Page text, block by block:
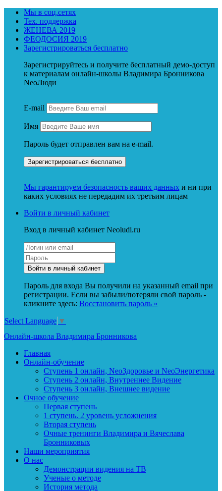
Мы в соц.сетях
Тех. поддержка
ЖЕНЕВА 2019
ФЕОДОСИЯ 2019
Зарегистрироваться бесплатно
Зарегистрируйтесь и получите бесплатный демо-доступ
к материалам онлайн-школы Владимира Бронникова
NeoЛюди
E-mail
Имя
Пароль будет отправлен вам на e-mail.
Мы гарантируем безопасность ваших данных и ни при
каких условиях не передадим их третьим лицам
Войти в личный кабинет
Вход в личный кабинет Neoludi.ru
Пароль для входа Вы получили на указанный email при
регистрации. Если вы забыли/потеряли свой пароль -
кликните здесь: Восстановить пароль »
Select Language ▼
Онлайн-школа Владимира Бронникова
Главная
Онлайн-обучение
Ступень 1 онлайн, NeoЗдоровье и NeoЭнергетика
Ступень 2 онлайн, Внутреннее Видение
Ступень 3 онлайн, Внешнее видение
Очное обучение
Первая ступень
1 ступень. 2 уровень усложнения
Вторая ступень
Очные тренинги Владимира и Вячеслава
Бронниковых
Наши мероприятия
О нас
Демонстрации видения на ТВ
Ученые о методе
История метода